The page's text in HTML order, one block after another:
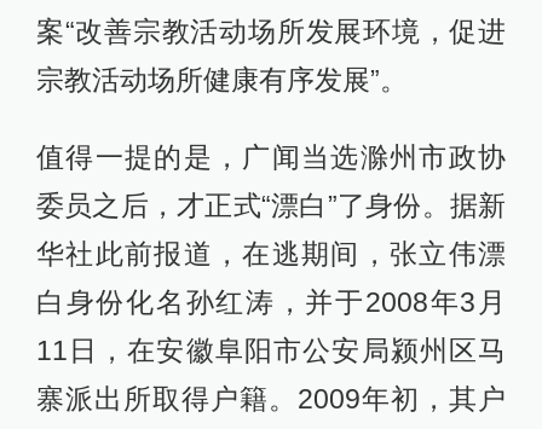
案“改善宗教活动场所发展环境，促进
宗教活动场所健康有序发展”。
值得一提的是，广闻当选滁州市政协
委员之后，才正式“漂白”了身份。据新
华社此前报道，在逃期间，张立伟漂
白身份化名孙红涛，并于2008年3月
11日，在安徽阜阳市公安局颍州区马
寨派出所取得户籍。2009年初，其户